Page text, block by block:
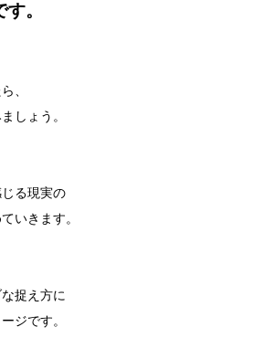
。
、
しょう。
る現実の
いきます。
捉え方に
ジです。